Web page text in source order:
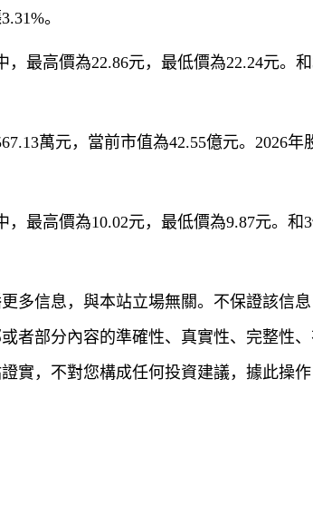
。
最高價為22.86元，最低價為22.24元。
萬元，當前市值為42.55億元。2026年
，最高價為10.02元，最低價為9.87元。和
多信息，與本站立場無關。不保證該信
者部分內容的準確性、真實性、完整性
實，不對您構成任何投資建議，據此操